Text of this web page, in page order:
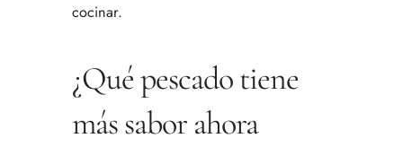
cocinar.
¿Qué pescado tiene
más sabor ahora